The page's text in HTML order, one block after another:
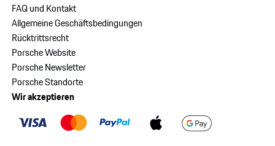
FAQ und Kontakt
Allgemeine Geschäftsbedingungen
Rücktrittsrecht
Porsche Website
Porsche Newsletter
Porsche Standorte
Wir akzeptieren